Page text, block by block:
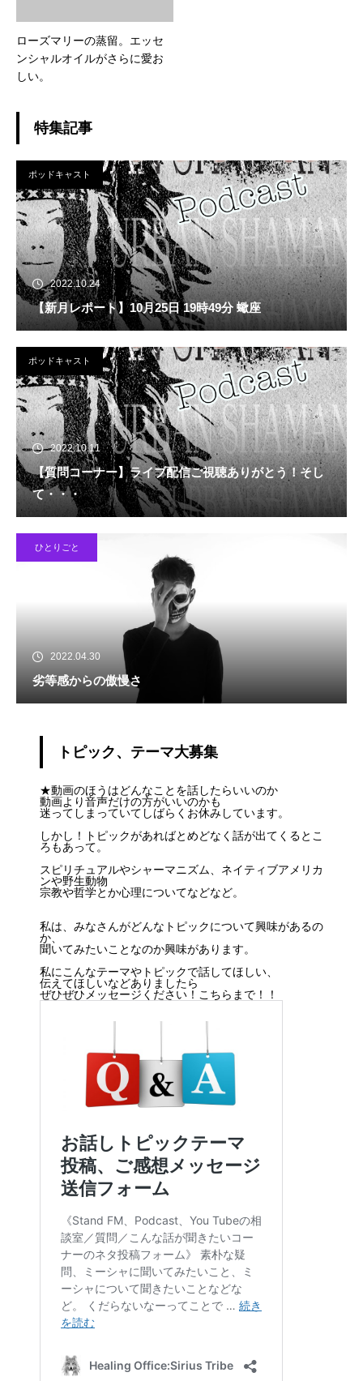
ローズマリーの蒸留。エッセ
ンシャルオイルがさらに愛お
しい。
特集記事
ポッドキャスト
2022.10.24
【新月レポート】10月25日 19時49分 蠍座
ポッドキャスト
2022.10.11
【質問コーナー】ライブ配信ご視聴ありがとう！そし
て・・・
ひとりごと
2022.04.30
劣等感からの傲慢さ
トピック、テーマ大募集
★動画のほうはどんなことを話したらいいのか
動画より音声だけの方がいいのかも
迷ってしまっていてしばらくお休みしています。
しかし！トピックがあればとめどなく話が出てくるとこ
ろもあって。
スピリチュアルやシャーマニズム、ネイティブアメリカ
ンや野生動物
宗教や哲学とか心理についてなどなど。
私は、みなさんがどんなトピックについて興味があるの
か、
聞いてみたいことなのか興味があります。
私にこんなテーマやトピックで話してほしい、
伝えてほしいなどありましたら
ぜひぜひメッセージください！こちらまで！！